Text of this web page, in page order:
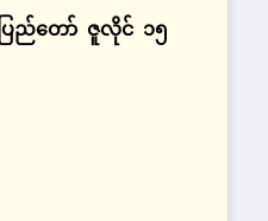
ြည်တော် ဇူလိုင် ၁၅